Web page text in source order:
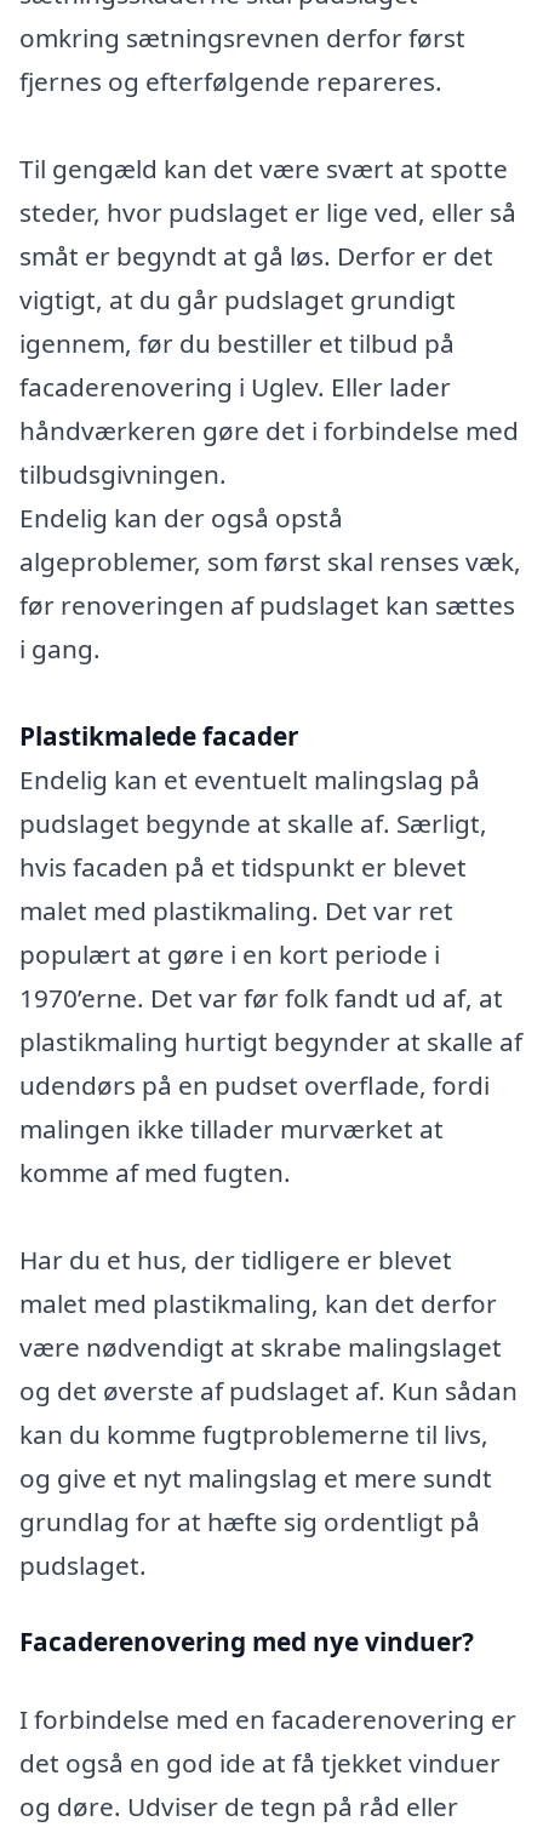
omkring sætningsrevnen derfor først
fjernes og efterfølgende repareres.
Til gengæld kan det være svært at spotte
steder, hvor pudslaget er lige ved, eller så
småt er begyndt at gå løs. Derfor er det
vigtigt, at du går pudslaget grundigt
igennem, før du bestiller et tilbud på
facaderenovering i Uglev. Eller lader
håndværkeren gøre det i forbindelse med
tilbudsgivningen.
Endelig kan der også opstå
algeproblemer, som først skal renses væk,
før renoveringen af pudslaget kan sættes
i gang.
Plastikmalede facader
Endelig kan et eventuelt malingslag på
pudslaget begynde at skalle af. Særligt,
hvis facaden på et tidspunkt er blevet
malet med plastikmaling. Det var ret
populært at gøre i en kort periode i
1970’erne. Det var før folk fandt ud af, at
plastikmaling hurtigt begynder at skalle af
udendørs på en pudset overflade, fordi
malingen ikke tillader murværket at
komme af med fugten.
Har du et hus, der tidligere er blevet
malet med plastikmaling, kan det derfor
være nødvendigt at skrabe malingslaget
og det øverste af pudslaget af. Kun sådan
kan du komme fugtproblemerne til livs,
og give et nyt malingslag et mere sundt
grundlag for at hæfte sig ordentligt på
pudslaget.
Facaderenovering med nye vinduer?
I forbindelse med en facaderenovering er
det også en god ide at få tjekket vinduer
og døre. Udviser de tegn på råd eller